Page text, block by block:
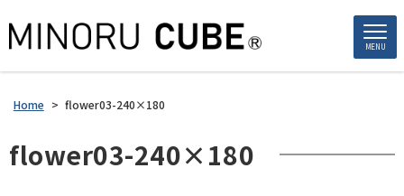
MENU
Home > flower03-240×180
flower03-240×180